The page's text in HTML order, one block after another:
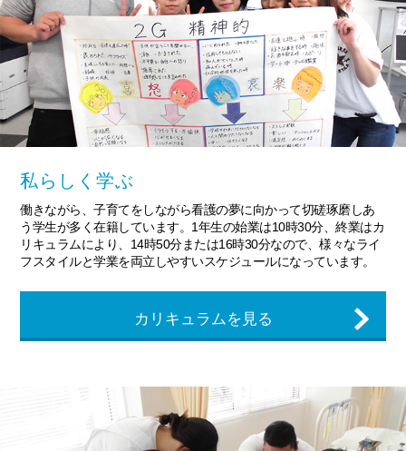
私らしく学ぶ
働きながら、子育てをしながら看護の夢に向かって切磋琢磨しあ
う学生が多く在籍しています。1年生の始業は10時30分、終業はカ
リキュラムにより、14時50分または16時30分なので、様々なライ
フスタイルと学業を両立しやすいスケジュールになっています。
カリキュラムを見る